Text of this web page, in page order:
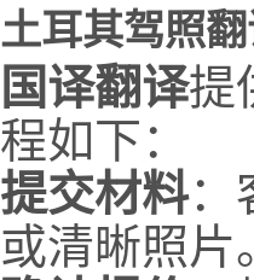
土耳其驾照
国译翻译提
程如下：
提交材料：
或清晰照片